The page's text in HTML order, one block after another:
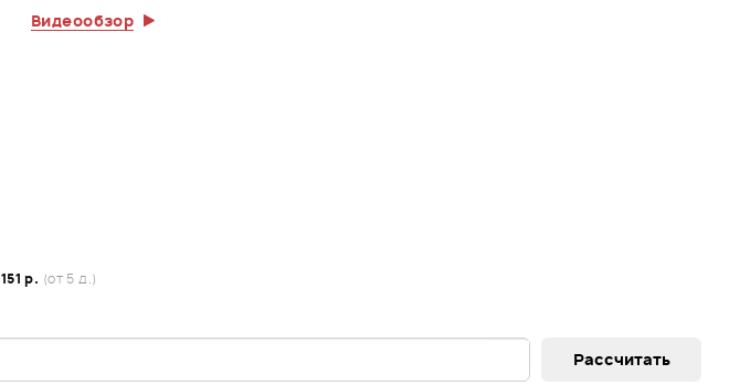
Видеообзор
151 р. (от 5 д.)